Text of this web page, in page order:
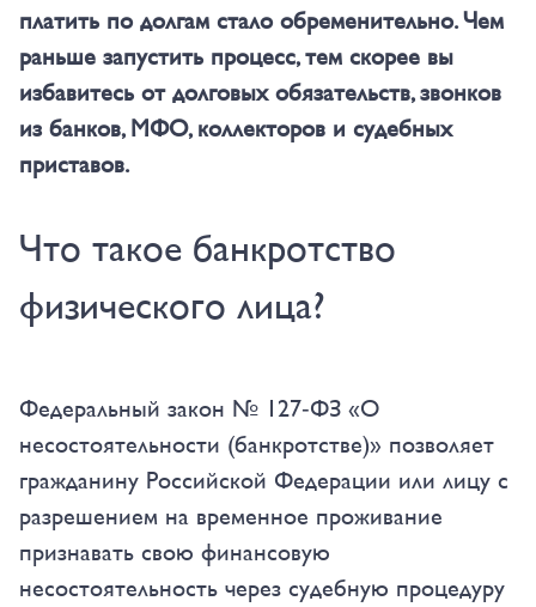
платить по долгам стало обременительно. Чем
раньше запустить процесс, тем скорее вы
избавитесь от долговых обязательств, звонков
из банков, МФО, коллекторов и судебных
приставов.
Что такое банкротство
физического лица?
Федеральный закон № 127‑ФЗ «О
несостоятельности (банкротстве)» позволяет
гражданину Российской Федерации или лицу с
разрешением на временное проживание
признавать свою финансовую
несостоятельность через судебную процедуру